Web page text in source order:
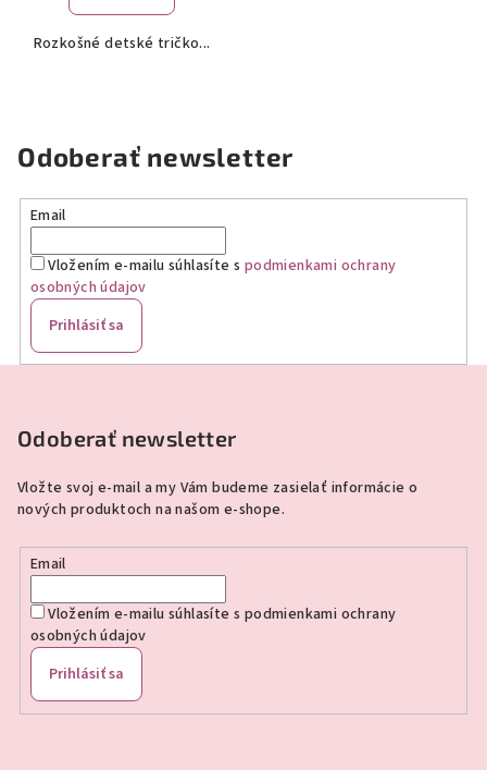
Rozkošné detské tričko...
Odoberať newsletter
Email
Vložením e-mailu súhlasíte s podmienkami ochrany
osobných údajov
Prihlásiť sa
Odoberať newsletter
Vložte svoj e-mail a my Vám budeme zasielať informácie o
nových produktoch na našom e-shope.
Email
Vložením e-mailu súhlasíte s podmienkami ochrany
osobných údajov
Prihlásiť sa